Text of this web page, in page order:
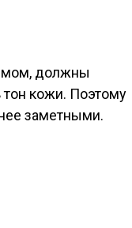
должны
тон кожи. Поэтому
заметными.